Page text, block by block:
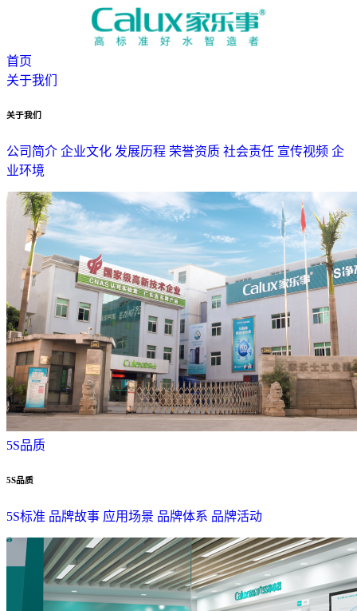
首页
关于我们
关于我们
公司简介 企业文化 发展历程 荣誉资质 社会责任 宣传视频 企
业环境
5S品质
5S品质
5S标准 品牌故事 应用场景 品牌体系 品牌活动